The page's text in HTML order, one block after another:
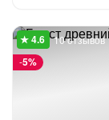
-5%
10 отзывов